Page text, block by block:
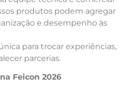
produtos podem agregar
e desempenho às
para trocar experiências,
parcerias.
Feicon 2026